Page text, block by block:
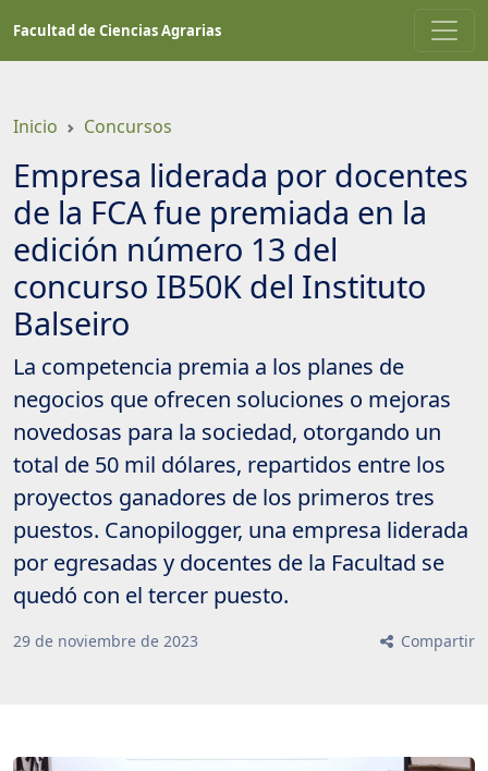
contenido
Facultad de Ciencias Agrarias
Inicio Concursos
Empresa liderada por docentes
de la FCA fue premiada en la
edición número 13 del
concurso IB50K del Instituto
Balseiro
La competencia premia a los planes de
negocios que ofrecen soluciones o mejoras
novedosas para la sociedad, otorgando un
total de 50 mil dólares, repartidos entre los
proyectos ganadores de los primeros tres
puestos. Canopilogger, una empresa liderada
por egresadas y docentes de la Facultad se
quedó con el tercer puesto.
29 de noviembre de 2023 Compartir